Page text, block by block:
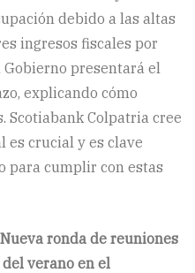
debido a las altas
ingresos fiscales por
presentará el
explicando cómo
Scotiabank Colpatria cree
es crucial y es clave
para cumplir con estas
ronda de reuniones
verano en el